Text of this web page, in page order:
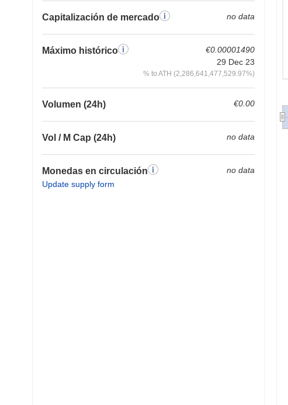
Capitalización de mercado no data
Máximo histórico
€0.00001490
29 Dec 23
% to ATH (2,286,641,477,529.97%)
Volumen (24h) €0.00
Vol / M Cap (24h) no data
Monedas en circulación
Update supply form
no data